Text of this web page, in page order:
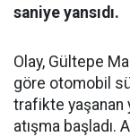
saniye yansıdı.
Olay, Gültepe
göre otomobil
trafikte yaşanan
atışma başladı.